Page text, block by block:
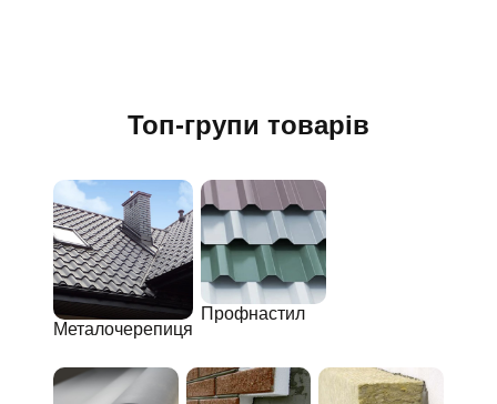
Топ-групи товарів
Металочерепиця
Профнастил